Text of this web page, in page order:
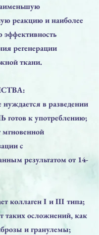
реакцию и наиболее
эффективность
регенерации
ткани.
нуждается в разведении
к употреблению;
мгновенной
с
результатом от 14-
коллаген I и III типа;
таких осложнений, как
и гранулемы;